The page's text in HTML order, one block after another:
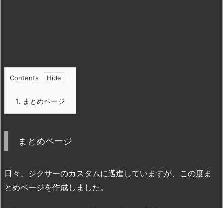
Contents
1. まとめページ
まとめページ
日々、ジクサーのカスタムに邁進していますが、この度ま
とめページを作成しました。